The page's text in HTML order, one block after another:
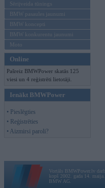
Sērijveida tūnings
BMW pasaules jaunumi
BMW koncepti
BMW konkurentu jaunumi
Moto
Online
Pašreiz BMWPower skatās 125
viesi un 4 reģistrēti lietotāji.
Ienākt BMWPower
• Pieslēgties
• Reģistrēties
• Aizmirsi paroli?
Vortāls BMWPower.lv
kopš 2002. gada 14.
BMW AG.